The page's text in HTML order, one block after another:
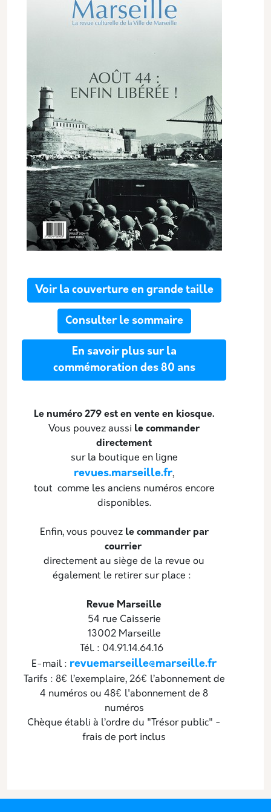
Voir la couverture en grande taille
Consulter le sommaire
En savoir plus sur la
commémoration des 80 ans
Le numéro 279 est en vente en kiosque.
Vous pouvez aussi le commander
directement
sur la boutique en ligne
revues.marseille.fr,
tou­t ­ comme les anciens numéros encore
disponibles.
Enfin, vous pouvez le commander par
courrier
directement au siège de la revue ou
également le retirer sur place :­ ­
Revue Marseille
54 rue Caisserie
13002 Marseille
Tél. : 04.91.14.64.16
E-mail : revuemarseille@marseille.fr
Tarifs : 8€ l’exemplaire, 26€ l’abonnement de
4 numéros ou 48€ l'abonnement de 8
numéros
Chèque établi à l’ordre du "Trésor public" -
frais de port inclus